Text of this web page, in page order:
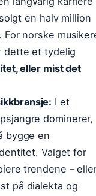
en halv million
norske
dette et tydelig
eller mist det
I et
dominerer,
bygge en
Valget for
trendene –
på dialekta og